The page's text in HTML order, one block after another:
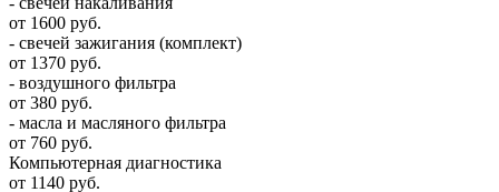
от 1600 руб.
- свечей зажигания (комплект)
от 1370 руб.
- воздушного фильтра
от 380 руб.
- масла и масляного фильтра
от 760 руб.
Компьютерная диагностика
от 1140 руб.